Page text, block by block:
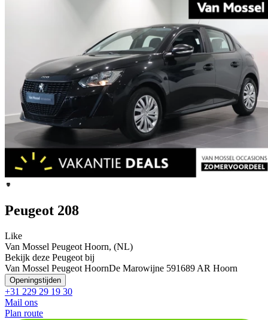
Peugeot 208
Like
Van Mossel Peugeot Hoorn, (NL)
Bekijk deze Peugeot bij
Van Mossel Peugeot HoornDe Marowijne 591689 AR Hoorn
Openingstijden
+31 229 29 19 30
Mail ons
Plan route